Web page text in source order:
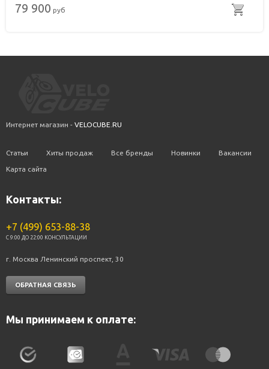
79 900 руб
Интернет магазин - VELOCUBE.RU
Статьи Хиты продаж Все бренды Новинки Вакансии
Карта сайта
Контакты:
+7 (499) 653-88-38
C 9:00 ДО 22:00 КОНСУЛЬТАЦИИ
г. Москва Ленинский проспект, 30
ОБРАТНАЯ СВЯЗЬ
Мы принимаем к оплате: